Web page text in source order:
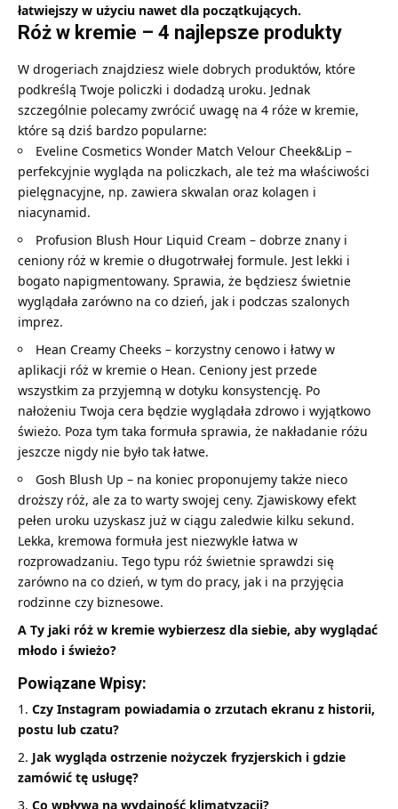
łatwiejszy w użyciu nawet dla początkujących.
Róż w kremie – 4 najlepsze produkty
W drogeriach znajdziesz wiele dobrych produktów, które
podkreślą Twoje policzki i dodadzą uroku. Jednak
szczególnie polecamy zwrócić uwagę na 4 róże w kremie,
które są dziś bardzo popularne:
Eveline Cosmetics Wonder Match Velour Cheek&Lip –
perfekcyjnie wygląda na policzkach, ale też ma właściwości
pielęgnacyjne, np. zawiera skwalan oraz kolagen i
niacynamid.
Profusion Blush Hour Liquid Cream – dobrze znany i
ceniony róż w kremie o długotrwałej formule. Jest lekki i
bogato napigmentowany. Sprawia, że będziesz świetnie
wyglądała zarówno na co dzień, jak i podczas szalonych
imprez.
Hean Creamy Cheeks – korzystny cenowo i łatwy w
aplikacji róż w kremie o Hean. Ceniony jest przede
wszystkim za przyjemną w dotyku konsystencję. Po
nałożeniu Twoja cera będzie wyglądała zdrowo i wyjątkowo
świeżo. Poza tym taka formuła sprawia, że nakładanie różu
jeszcze nigdy nie było tak łatwe.
Gosh Blush Up – na koniec proponujemy także nieco
droższy róż, ale za to warty swojej ceny. Zjawiskowy efekt
pełen uroku uzyskasz już w ciągu zaledwie kilku sekund.
Lekka, kremowa formuła jest niezwykle łatwa w
rozprowadzaniu. Tego typu róż świetnie sprawdzi się
zarówno na co dzień, w tym do pracy, jak i na przyjęcia
rodzinne czy biznesowe.
A Ty jaki róż w kremie wybierzesz dla siebie, aby wyglądać
młodo i świeżo?
Powiązane Wpisy:
Czy Instagram powiadamia o zrzutach ekranu z historii,
postu lub czatu?
Jak wygląda ostrzenie nożyczek fryzjerskich i gdzie
zamówić tę usługę?
Co wpływa na wydajność klimatyzacji?